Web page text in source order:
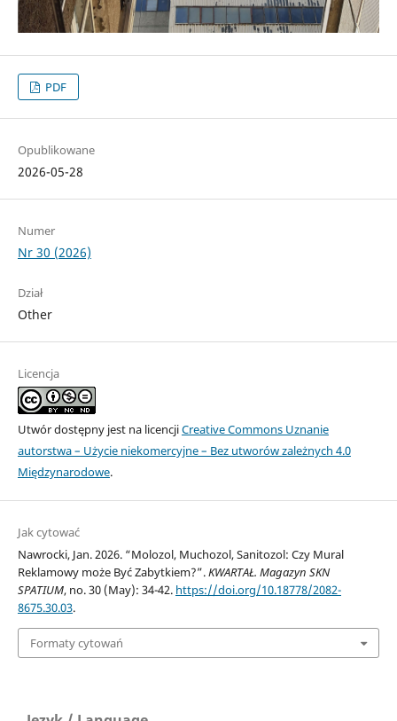
PDF
Opublikowane
2026-05-28
Numer
Nr 30 (2026)
Dział
Other
Licencja
Utwór dostępny jest na licencjiCreative Commons Uznanie
autorstwa – Użycie niekomercyjne – Bez utworów zależnych 4.0
Międzynarodowe.
Jak cytować
Nawrocki, Jan. 2026. “Molozol, Muchozol, Sanitozol: Czy Mural
Reklamowy może Być Zabytkiem?”.KWARTAŁ. Magazyn SKN
SPATIUM, no. 30 (May): 34-42. https://doi.org/10.18778/2082-
8675.30.03.
Formaty cytowań